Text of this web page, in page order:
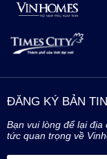
ĐĂNG KÝ BẢN TIN
Bạn vui lòng để lại
tức quan trọng về